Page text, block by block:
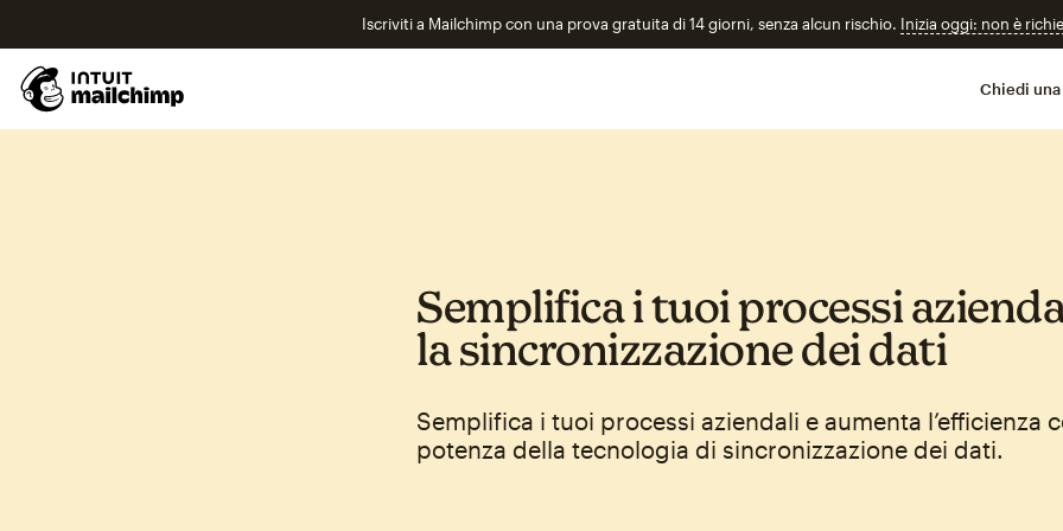
Iscriviti a Mailchimp con una prova gratuita di 14 giorni, senza alcun rischio. Inizia oggi: non è
Chiedi
Semplifica i tuoi processi
la sincronizzazione dei dati
Semplifica i tuoi processi aziendali e aumenta l’efficienza
potenza della tecnologia di sincronizzazione dei dati.